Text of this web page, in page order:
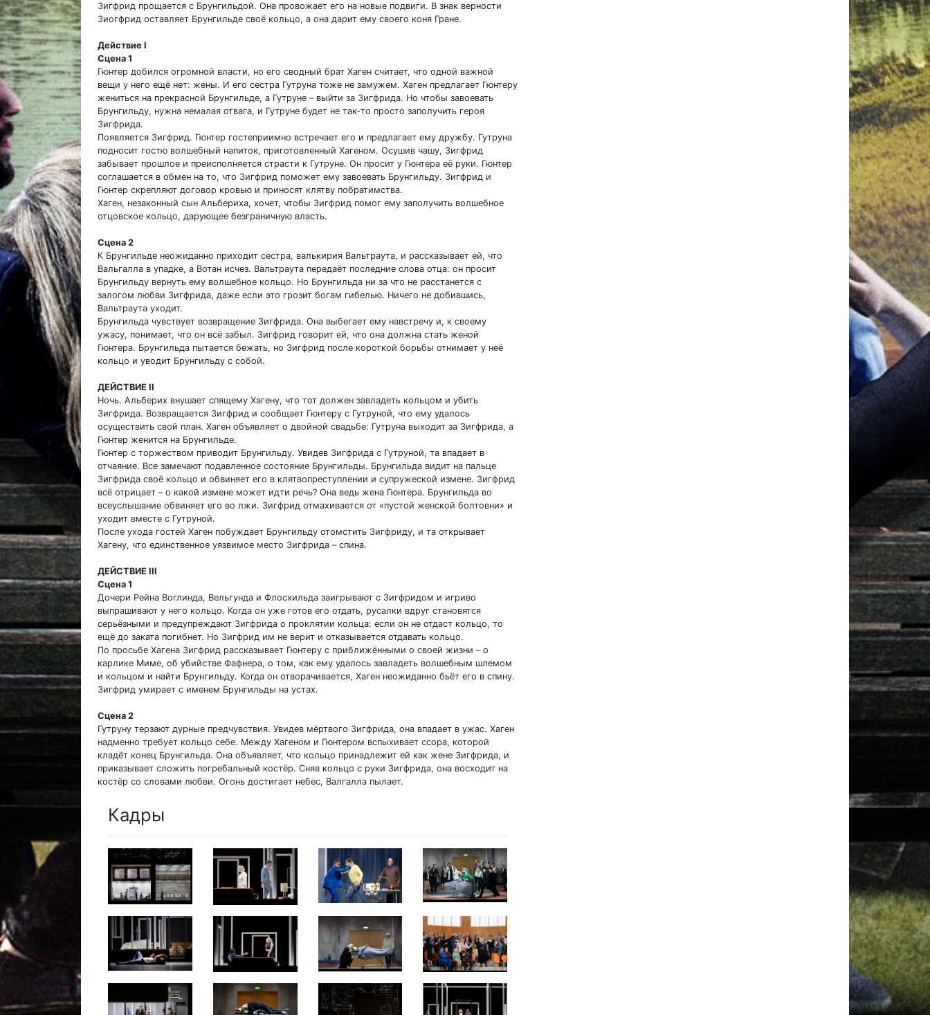
Зигфрид прощается с Брунгильдой. Она провожает его на новые подвиги. В знак верности
Зиогфрид оставляет Брунгильде своё кольцо, а она дарит ему своего коня Гране.
Действие I
Сцена 1
Гюнтер добился огромной власти, но его сводный брат Хаген считает, что одной важной
вещи у него ещё нет: жены. И его сестра Гутруна тоже не замужем. Хаген предлагает Гюнтеру
жениться на прекрасной Брунгильде, а Гутруне – выйти за Зигфрида. Но чтобы завоевать
Брунгильду, нужна немалая отвага, и Гутруне будет не так-то просто заполучить героя
Зигфрида.
Появляется Зигфрид. Гюнтер гостеприимно встречает его и предлагает ему дружбу. Гутруна
подносит гостю волшебный напиток, приготовленный Хагеном. Осушив чашу, Зигфрид
забывает прошлое и преисполняется страсти к Гутруне. Он просит у Гюнтера её руки. Гюнтер
соглашается в обмен на то, что Зигфрид поможет ему завоевать Брунгильду. Зигфрид и
Гюнтер скрепляют договор кровью и приносят клятву побратимства.
Хаген, незаконный сын Альбериха, хочет, чтобы Зигфрид помог ему заполучить волшебное
отцовское кольцо, дарующее безграничную власть.
Сцена 2
К Брунгильде неожиданно приходит сестра, валькирия Вальтраута, и рассказывает ей, что
Вальгалла в упадке, а Вотан исчез. Вальтраута передаёт последние слова отца: он просит
Брунгильду вернуть ему волшебное кольцо. Но Брунгильда ни за что не расстанется с
залогом любви Зигфрида, даже если это грозит богам гибелью. Ничего не добившись,
Вальтраута уходит.
Брунгильда чувствует возвращение Зигфрида. Она выбегает ему навстречу и, к своему
ужасу, понимает, что он всё забыл. Зигфрид говорит ей, что она должна стать женой
Гюнтера. Брунгильда пытается бежать, но Зигфрид после короткой борьбы отнимает у неё
кольцо и уводит Брунгильду с собой.
ДЕЙСТВИЕ II
Ночь. Альберих внушает спящему Хагену, что тот должен завладеть кольцом и убить
Зигфрида. Возвращается Зигфрид и сообщает Гюнтеру с Гутруной, что ему удалось
осуществить свой план. Хаген объявляет о двойной свадьбе: Гутруна выходит за Зигфрида, а
Гюнтер женится на Брунгильде.
Гюнтер с торжеством приводит Брунгильду. Увидев Зигфрида с Гутруной, та впадает в
отчаяние. Все замечают подавленное состояние Брунгильды. Брунгильда видит на пальце
Зигфрида своё кольцо и обвиняет его в клятвопреступлении и супружеской измене. Зигфрид
всё отрицает – о какой измене может идти речь? Она ведь жена Гюнтера. Брунгильда во
всеуслышание обвиняет его во лжи. Зигфрид отмахивается от «пустой женской болтовни» и
уходит вместе с Гутруной.
После ухода гостей Хаген побуждает Брунгильду отомстить Зигфриду, и та открывает
Хагену, что единственное уязвимое место Зигфрида – спина.
ДЕЙСТВИЕ III
Сцена 1
Дочери Рейна Воглинда, Вельгунда и Флосхильда заигрывают с Зигфридом и игриво
выпрашивают у него кольцо. Когда он уже готов его отдать, русалки вдруг становятся
серьёзными и предупреждают Зигфрида о проклятии кольца: если он не отдаст кольцо, то
ещё до заката погибнет. Но Зигфрид им не верит и отказывается отдавать кольцо.
По просьбе Хагена Зигфрид рассказывает Гюнтеру с приближёнными о своей жизни – о
карлике Миме, об убийстве Фафнера, о том, как ему удалось завладеть волшебным шлемом
и кольцом и найти Брунгильду. Когда он отворачивается, Хаген неожиданно бьёт его в спину.
Зигфрид умирает с именем Брунгильды на устах.
Сцена 2
Гутруну терзают дурные предчувствия. Увидев мёртвого Зигфрида, она впадает в ужас. Хаген
надменно требует кольцо себе. Между Хагеном и Гюнтером вспыхивает ссора, которой
кладёт конец Брунгильда. Она объявляет, что кольцо принадлежит ей как жене Зигфрида, и
приказывает сложить погребальный костёр. Сняв кольцо с руки Зигфрида, она восходит на
костёр со словами любви. Огонь достигает небес, Валгалла пылает.
Кадры